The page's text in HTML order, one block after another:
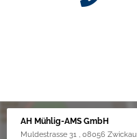
AH Mühlig-AMS GmbH
Muldestrasse 31 , 08056 Zwickau